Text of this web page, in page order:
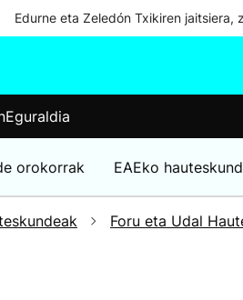
Edurne eta Zeledón Txikiren jaitsiera,
Eguraldia
orokorrak EAEko
Foru eta Udal